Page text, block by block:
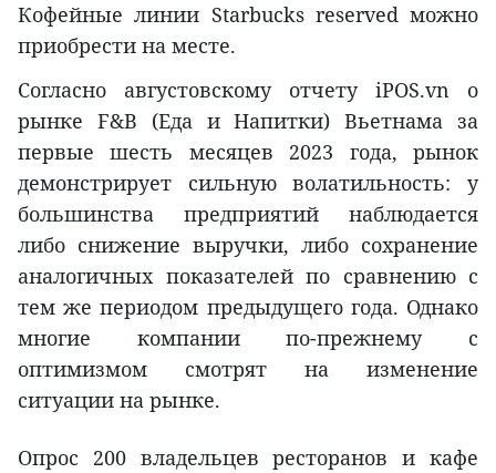
Кофейные линии Starbucks reserved можно
приобрести на месте.
Согласно августовскому отчету iPOS.vn о
рынке F&B (Еда и Напитки) Вьетнама за
первые шесть месяцев 2023 года, рынок
демонстрирует сильную волатильность: у
большинства предприятий наблюдается
либо снижение выручки, либо сохранение
аналогичных показателей по сравнению с
тем же периодом предыдущего года. Однако
многие компании по-прежнему с
оптимизмом смотрят на изменение
ситуации на рынке.
Опрос 200 владельцев ресторанов и кафе